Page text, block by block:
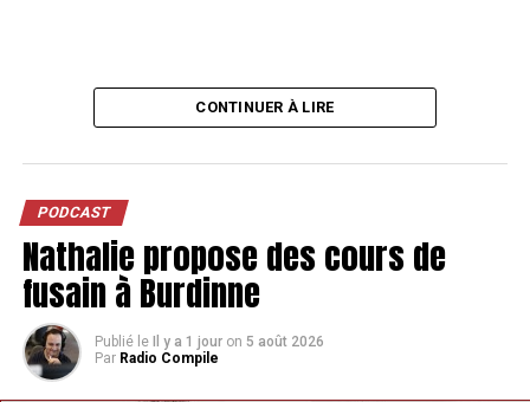
CONTINUER À LIRE
PODCAST
Nathalie propose des cours de
fusain à Burdinne
Publié le Il y a 1 jour on 5 août 2026
Par Radio Compile